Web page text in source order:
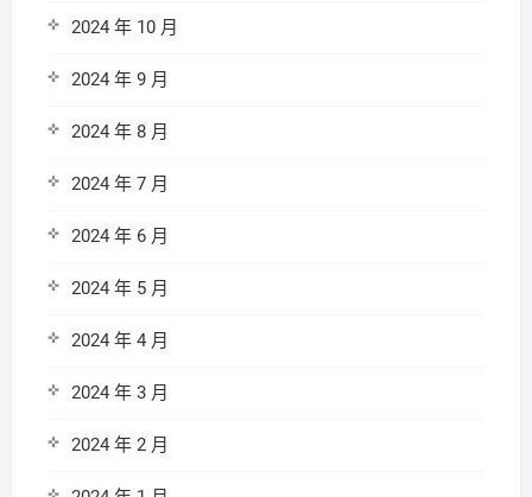
2024 年 10 月
2024 年 9 月
2024 年 8 月
2024 年 7 月
2024 年 6 月
2024 年 5 月
2024 年 4 月
2024 年 3 月
2024 年 2 月